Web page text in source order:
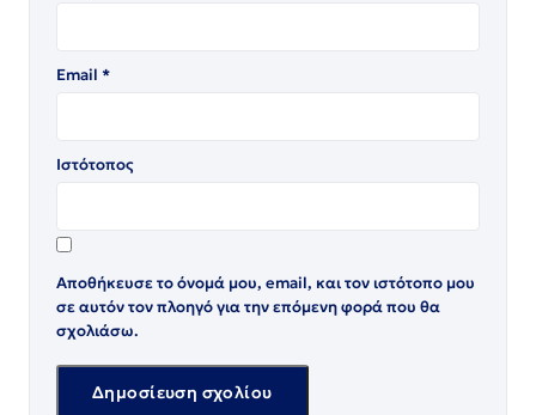
Email *
Ιστότοπος
Αποθήκευσε το όνομά μου, email, και τον ιστότοπο μου
σε αυτόν τον πλοηγό για την επόμενη φορά που θα
σχολιάσω.